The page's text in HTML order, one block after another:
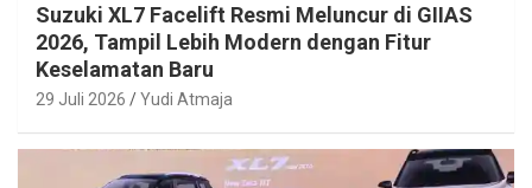
Suzuki XL7 Facelift Resmi Meluncur di GIIAS
2026, Tampil Lebih Modern dengan Fitur
Keselamatan Baru
29 Juli 2026 Yudi Atmaja